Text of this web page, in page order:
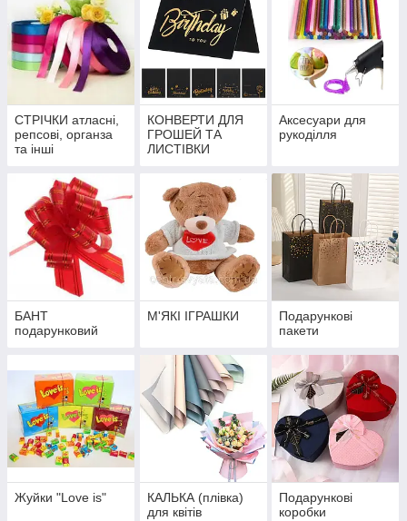
СТРІЧКИ атласні,
репсові, органза
та інші
КОНВЕРТИ ДЛЯ
ГРОШЕЙ ТА
ЛИСТІВКИ
Аксесуари для
рукоділля
БАНТ
подарунковий
М'ЯКІ ІГРАШКИ
Подарункові
пакети
Жуйки "Love is"
КАЛЬКА (плівка)
для квітів
Подарункові
коробки